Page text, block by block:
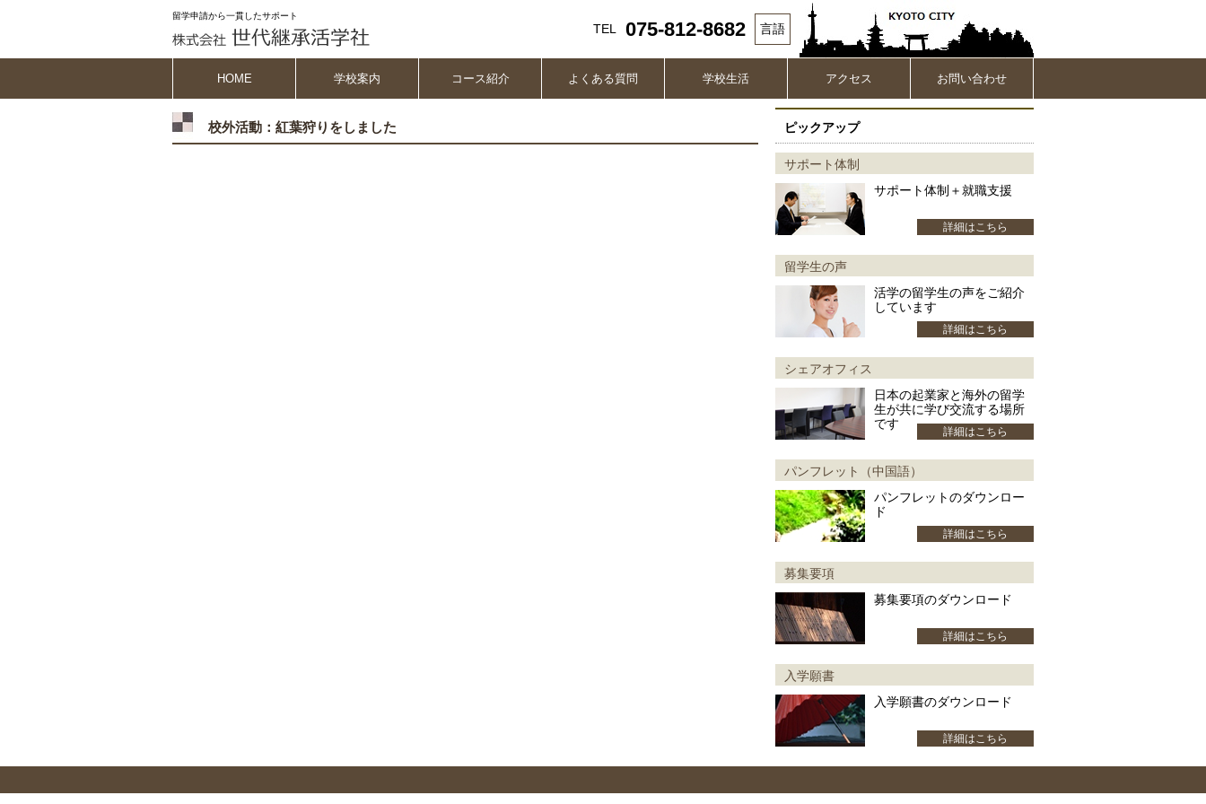
留学申請から一貫したサポート
TEL 075-812-8682 言語
HOME 学校案内 コース紹介 よくある質問 学校生活 アクセス お問い合わせ
校外活動：紅葉狩りをしました ピックアップ
サポート体制
サポート体制＋就職支援
詳細はこちら
留学生の声
活学の留学生の声をご紹介
しています
詳細はこちら
シェアオフィス
日本の起業家と海外の留学
生が共に学び交流する場所
です
詳細はこちら
パンフレット（中国語）
パンフレットのダウンロー
ド
詳細はこちら
募集要項
募集要項のダウンロード
詳細はこちら
入学願書
入学願書のダウンロード
詳細はこちら